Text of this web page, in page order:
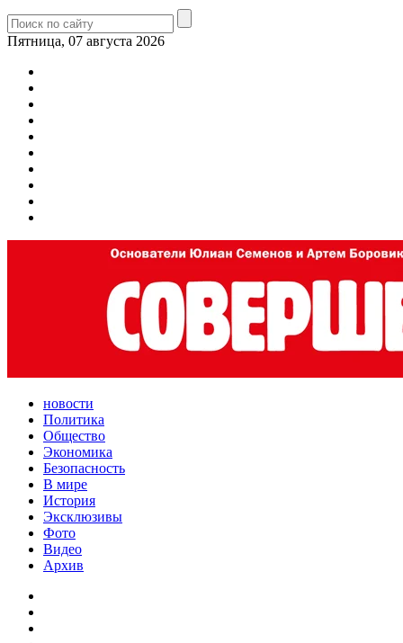
Пятница, 07 августа 2026
новости
Политика
Общество
Экономика
Безопасность
В мире
История
Эксклюзивы
Фото
Видео
Архив